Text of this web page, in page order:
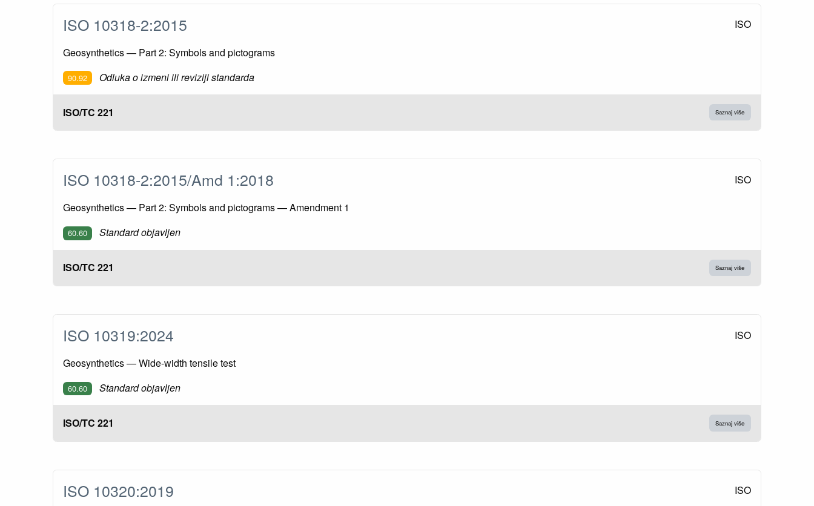
ISO 10318-2:2015 ISO
Geosynthetics — Part 2: Symbols and pictograms
90.92 Odluka o izmeni ili reviziji standarda
ISO/TC 221 Saznaj više
ISO 10318-2:2015/Amd 1:2018 ISO
Geosynthetics — Part 2: Symbols and pictograms — Amendment 1
60.60 Standard objavljen
ISO/TC 221 Saznaj više
ISO 10319:2024 ISO
Geosynthetics — Wide-width tensile test
60.60 Standard objavljen
ISO/TC 221 Saznaj više
ISO 10320:2019 ISO